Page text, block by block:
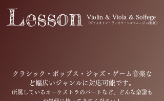
​Lesson Violin & Viola & Solfege
（ヴァイオリン・ヴィオラ・ソルフェージュ(楽典)）
クラシック・ポップス・ジャズ・ゲーム音楽な
ど幅広いジャンルに対応可能です。
所属しているオーケストラのパートなど、どんな楽譜も